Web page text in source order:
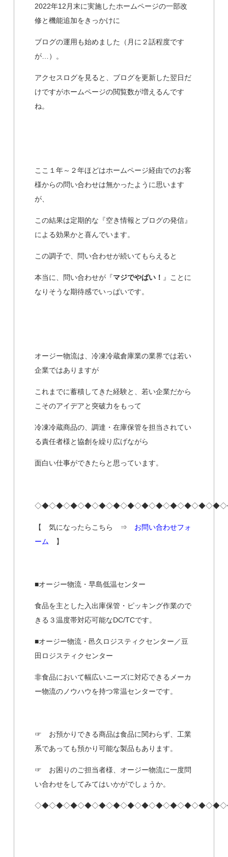
2022年12月末に実施したホームページの一部改
修と機能追加をきっかけに
ブログの運用も始めました（月に２話程度です
が…）。
アクセスログを見ると、ブログを更新した翌日だ
けですがホームページの閲覧数が増えるんです
ね。
ここ１年～２年ほどはホームページ経由でのお客
様からの問い合わせは無かったように思います
が、
この結果は定期的な『空き情報とブログの発信』
による効果かと喜んでいます。
この調子で、問い合わせが続いてもらえると
本当に、問い合わせが『マジでやばい！ 』ことに
なりそうな期待感でいっぱいです。
オージー物流は、冷凍冷蔵倉庫業の業界では若い
企業ではありますが
これまでに蓄積してきた経験と、若い企業だから
こそのアイデアと突破力をもって
冷凍冷蔵商品の、調達・在庫保管を担当されてい
る責任者様と協創を繰り広げながら
面白い仕事ができたらと思っています。
【 気になったらこちら ⇒ お問い合わせフォ
ーム 】
■オージー物流・早島低温センター
食品を主とした入出庫保管・ピッキング作業ので
きる３温度帯対応可能なDC/TCです。
■オージー物流・邑久ロジスティクセンター／豆
田ロジスティクセンター
非食品において幅広いニーズに対応できるメーカ
ー物流のノウハウを持つ常温センターです。
☞ お預かりできる商品は食品に関わらず、工業
系であっても預かり可能な製品もあります。
☞ お困りのご担当者様、オージー物流に一度問
い合わせをしてみてはいかがでしょうか。